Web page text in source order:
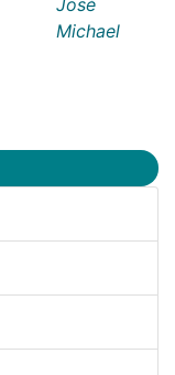
Michael